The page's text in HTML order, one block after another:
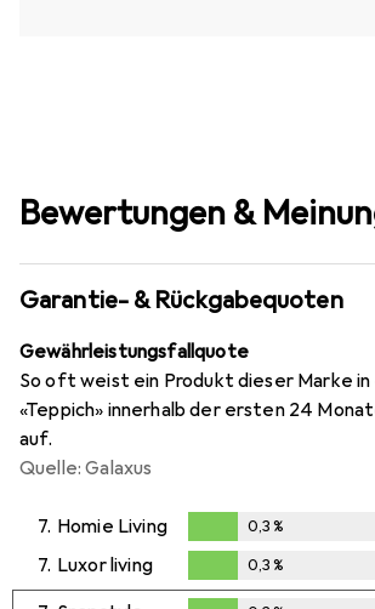
Bewertungen &
Garantie- & Rückgabequoten
Gewährleistungsfallquote
So oft weist ein Produkt dieser Marke
«Teppich» innerhalb der ersten 24
auf.
Quelle: Galaxus
7. Homie Living
0,3%
0,3%
7. Luxor living
0,3%
0,3%